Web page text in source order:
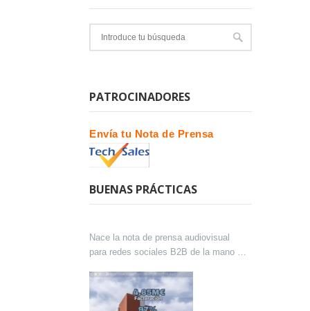
PATROCINADORES
Envía tu Nota de Prensa
BUENAS PRÁCTICAS
Nace la nota de prensa audiovisual
para redes sociales B2B de la mano de